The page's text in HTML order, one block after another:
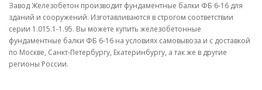
Завод Железобетон производит фундаментные балки ФБ 6-16 для
зданий и сооружений. Изготавливаются в строгом соответствии
серии 1.015.1-1.95. Вы можете купить железобетонные
фундаментные балки ФБ 6-16 на условиях самовывоза и с доставкой
по Москве, Санкт-Петербургу, Екатеринбургу, а так же в другие
регионы России.